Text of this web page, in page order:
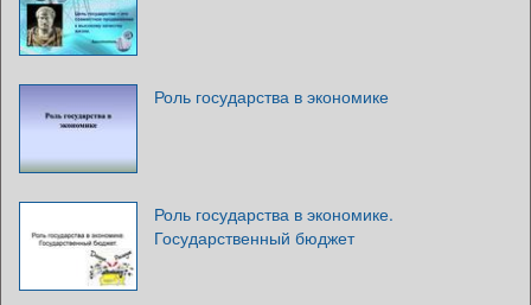
Роль государства в экономике
Роль государства в экономике.
Государственный бюджет